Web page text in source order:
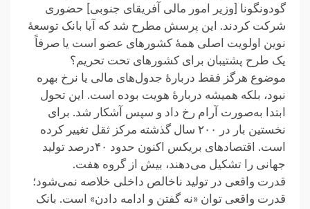
‎گودونگونا [وزیر امور مالی آفریقای جنوبی] حضوری
شرکت کردند. این پرسش مطرح شد که آیا بانک توسعهٔ
نوین اولویت اصلی همهٔ ‏کشورهای عضو است یا صرفاً
یک طرح پشتیبان برای کشورهای تحت تحریم؟
موضوع هرگز فقط دربارهٔ جدول‌های مالی یا نرخ بهره
نبود، بلکه همیشه دربارهٔ هویت بوده است. این تحول
ابتدا ‏به‌صورت آرام رخ داد و سپس آشکار شد. برای
نخستین بار در ۲۰۰ سال گذشته مرکز ثقل تغییر کرده
است. اقتصادهای ‏بریکس اکنون حدود ۴۰درصد تولید
جهانی را تشکیل می‌دهند، بیش از گروه هفت.‏
قدرت واقعی در تولید ناخالص داخلی خلاصه نمی‌شود؛
قدرت واقعی توان «نه گفتن و ادامه دادن» است. بانک